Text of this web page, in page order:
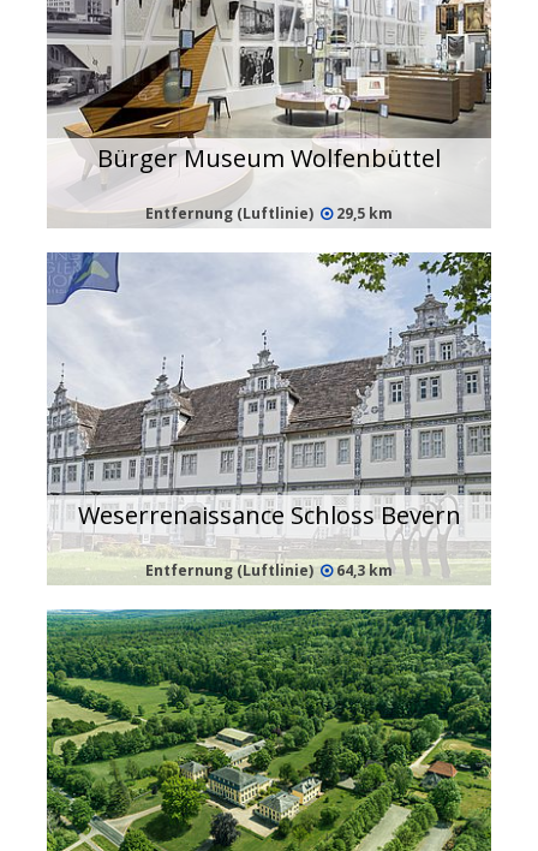
Bürger Museum Wolfenbüttel
Entfernung (Luftlinie) 29,5 km
Weserrenaissance Schloss Bevern
Entfernung (Luftlinie) 64,3 km